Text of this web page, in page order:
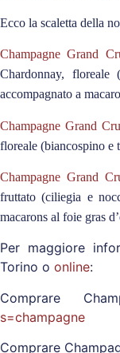
Ecco la scaletta della
Champagne Grand
Chardonnay,
accompagnato a
Champagne Grand
floreale (biancospino e
Champagne Grand
fruttato (ciliegia e
macarons al foie gras
Per maggiore
Torino o online:
Comprare
s=champagne
Comprare